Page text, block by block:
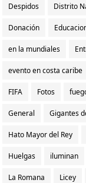
Despidos Distrito
Donación
en la mundiales
evento en costa caribe
FIFA Fotos
General Gigantes
Hato Mayor del Rey
Huelgas iluminan
La Romana Licey